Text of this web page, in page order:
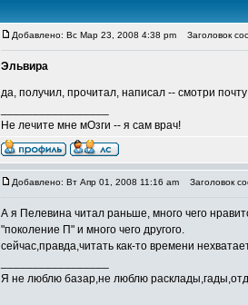
Добавлено: Вс Мар 23, 2008 4:38 pm Заголовок
Эльвира
да, получил, прочитал, написал -- смотри
Не лечите мне мОзги -- я сам врач!
Добавлено: Вт Апр 01, 2008 11:16 am Заголовок
А я Пелевина читал раньше, много чего
"поколение П" и много чего другого.
сейчас,правда,читать как-то времени
Я не люблю базар,не люблю